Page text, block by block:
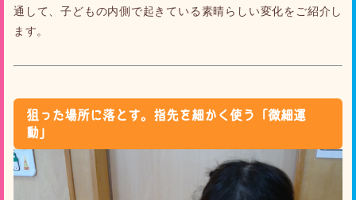
通して、子どもの内側で起きている素晴らしい変化をご紹介し
ます。
狙った場所に落とす。指先を細かく使う「微細運
動」